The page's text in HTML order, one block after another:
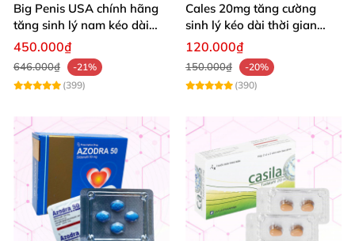
Big Penis USA chính hãng
tăng sinh lý nam kéo dài
thời gian cường dương hộp
450.000₫
646.000₫
-21%
(399)
Cales 20mg tăng cường
sinh lý kéo dài thời gian
quan hệ chống xuất tinh
120.000₫
150.000₫
-20%
(390)